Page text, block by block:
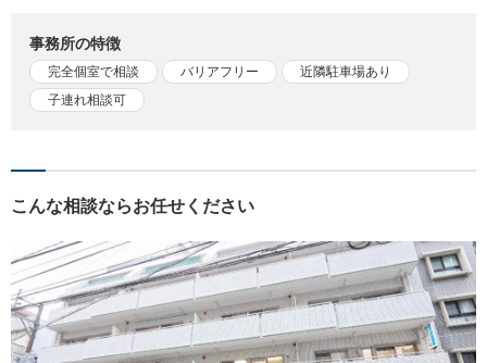
事務所の特徴
完全個室で相談 バリアフリー
近隣駐車場あり
子連れ相談可
こんな相談ならお任せください